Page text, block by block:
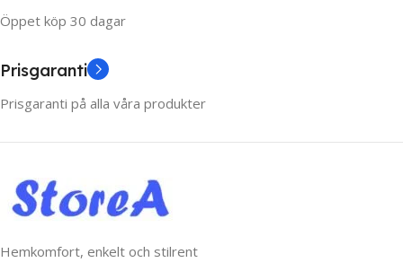
Öppet köp 30 dagar
Prisgaranti
Prisgaranti på alla våra produkter
Hemkomfort, enkelt och stilrent